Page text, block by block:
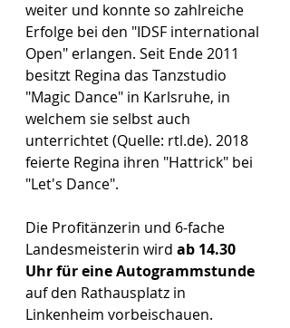
weiter und konnte so zahlreiche
Erfolge bei den "IDSF international
Open" erlangen. Seit Ende 2011
besitzt Regina das Tanzstudio
"Magic Dance" in Karlsruhe, in
welchem sie selbst auch
unterrichtet (Quelle: rtl.de). 2018
feierte Regina ihren "Hattrick" bei
"Let's Dance".
Die Profitänzerin und 6-fache
Landesmeisterin wird ab 14.30
Uhr für eine Autogrammstunde
auf den Rathausplatz in
Linkenheim vorbeischauen.